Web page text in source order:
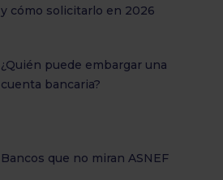
y cómo solicitarlo en 2026
¿Quién puede embargar una
cuenta bancaria?
Bancos que no miran ASNEF